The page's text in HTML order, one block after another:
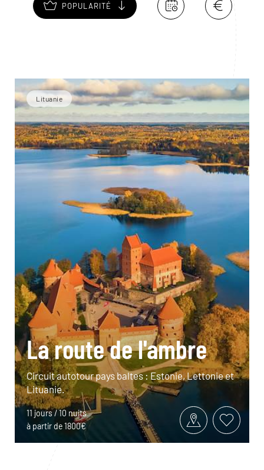
POPULARITÉ
Lituanie
La route de l'ambre
Circuit autotour pays baltes : Estonie, Lettonie et
Lituanie.
11 jours / 10 nuits
à partir de 1800€